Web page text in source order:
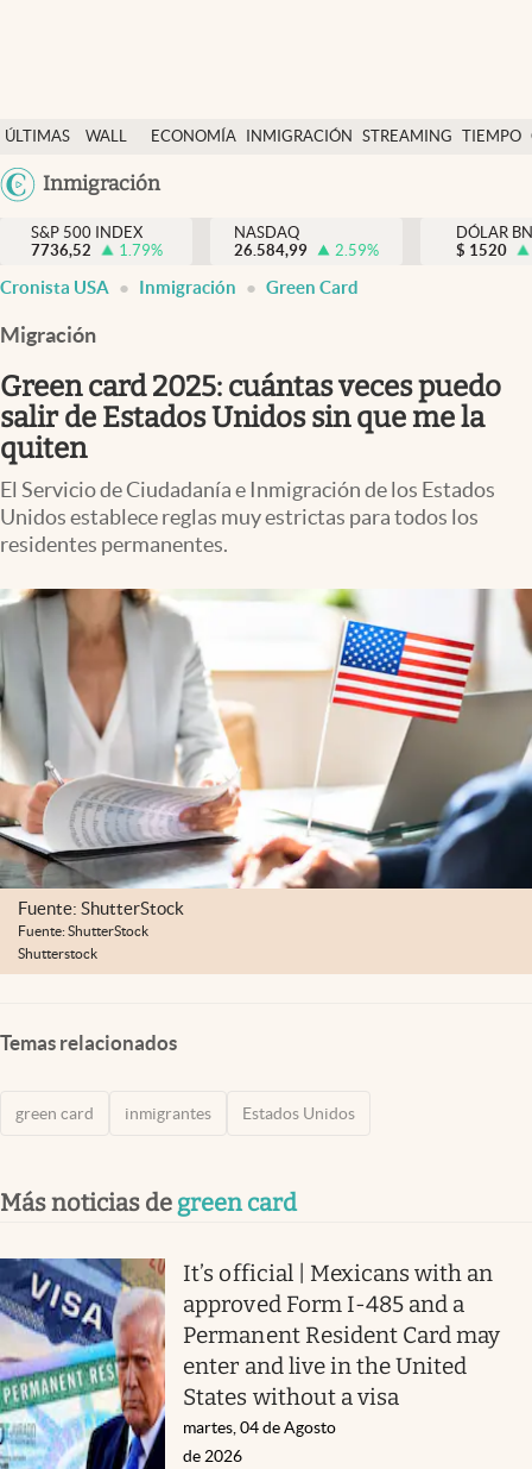
ÚLTIMAS
NOTICIAS
WALL
Y
DÓLAR
ECONOMÍA INMIGRACIÓN STREAMING TIEMPO
México
Inmigración
Finanzas y economía
Wall Street y dólar
Inmigración
Espiritual
Streaming
PC y mobile
Lifestyle
S&P 500 INDEX
7736,52
1.79%
NASDAQ
26.584,99
2.59%
DÓLAR
$ 1520
Cronista USA Inmigración Green Card
Migración
Green card 2025: cuántas veces puedo
salir de Estados Unidos sin que me la
quiten
El Servicio de Ciudadanía e Inmigración de los Estados
Unidos establece reglas muy estrictas para todos los
residentes permanentes.
Fuente: ShutterStock
Fuente: ShutterStock
Shutterstock
Temas relacionados
green card inmigrantes Estados Unidos
Más noticias de green card
It’s official | Mexicans with an
approved Form I-485 and a
Permanent Resident Card may
enter and live in the United
States without a visa
martes, 04 de Agosto
de 2026